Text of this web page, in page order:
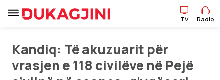
TV
TV Radio
Kandiq: Të akuzuarit për
vrasjen e 118 civilëve në Pejë